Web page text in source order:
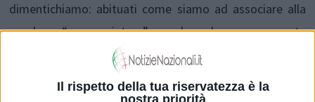
Il rispetto della tua riservatezza è la
dimentichiamo: abituati come siamo ad associare alla
parola “sceneggiatura” solo la sua parte
drammaturgica, perdiamo di vista il cuore. Eppure
basterebbe considerare come la sceneggiatura si presti